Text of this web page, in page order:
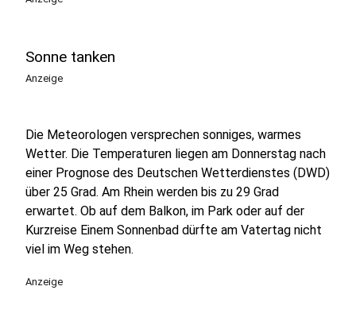
Sonne tanken
Anzeige
Die Meteorologen versprechen sonniges, warmes
Wetter. Die Temperaturen liegen am Donnerstag nach
einer Prognose des Deutschen Wetterdienstes (DWD)
über 25 Grad. Am Rhein werden bis zu 29 Grad
erwartet. Ob auf dem Balkon, im Park oder auf der
Kurzreise Einem Sonnenbad dürfte am Vatertag nicht
viel im Weg stehen.
Anzeige